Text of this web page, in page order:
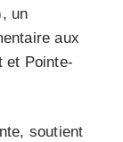
un
aux
et Pointe-
soutient